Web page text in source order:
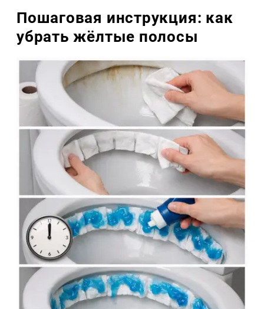
Пошаговая инструкция: как
убрать жёлтые полосы